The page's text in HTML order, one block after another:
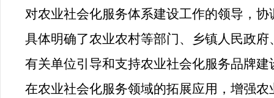
对农业社会化服务体系建设工作的领导，
具体明确了农业农村等部门、乡镇人民政
有关单位引导和支持农业社会化服务品牌
在农业社会化服务领域的拓展应用，增强